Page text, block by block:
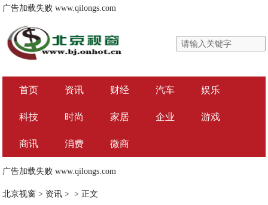
广告加载失败www.qilongs.com
首页 资讯 财经 汽车 娱乐
科技 时尚 家居 企业 游戏
商讯 消费 微商
广告加载失败www.qilongs.com
北京视窗 > 资讯 > > 正文